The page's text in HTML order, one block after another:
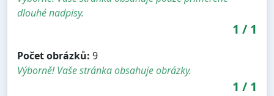
dlouhé nadpisy.
1 / 1
Počet obrázků: 9
Výborně! Vaše stránka obsahuje obrázky.
1 / 1